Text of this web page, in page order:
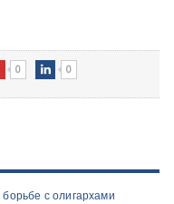
0 0
с олигархами